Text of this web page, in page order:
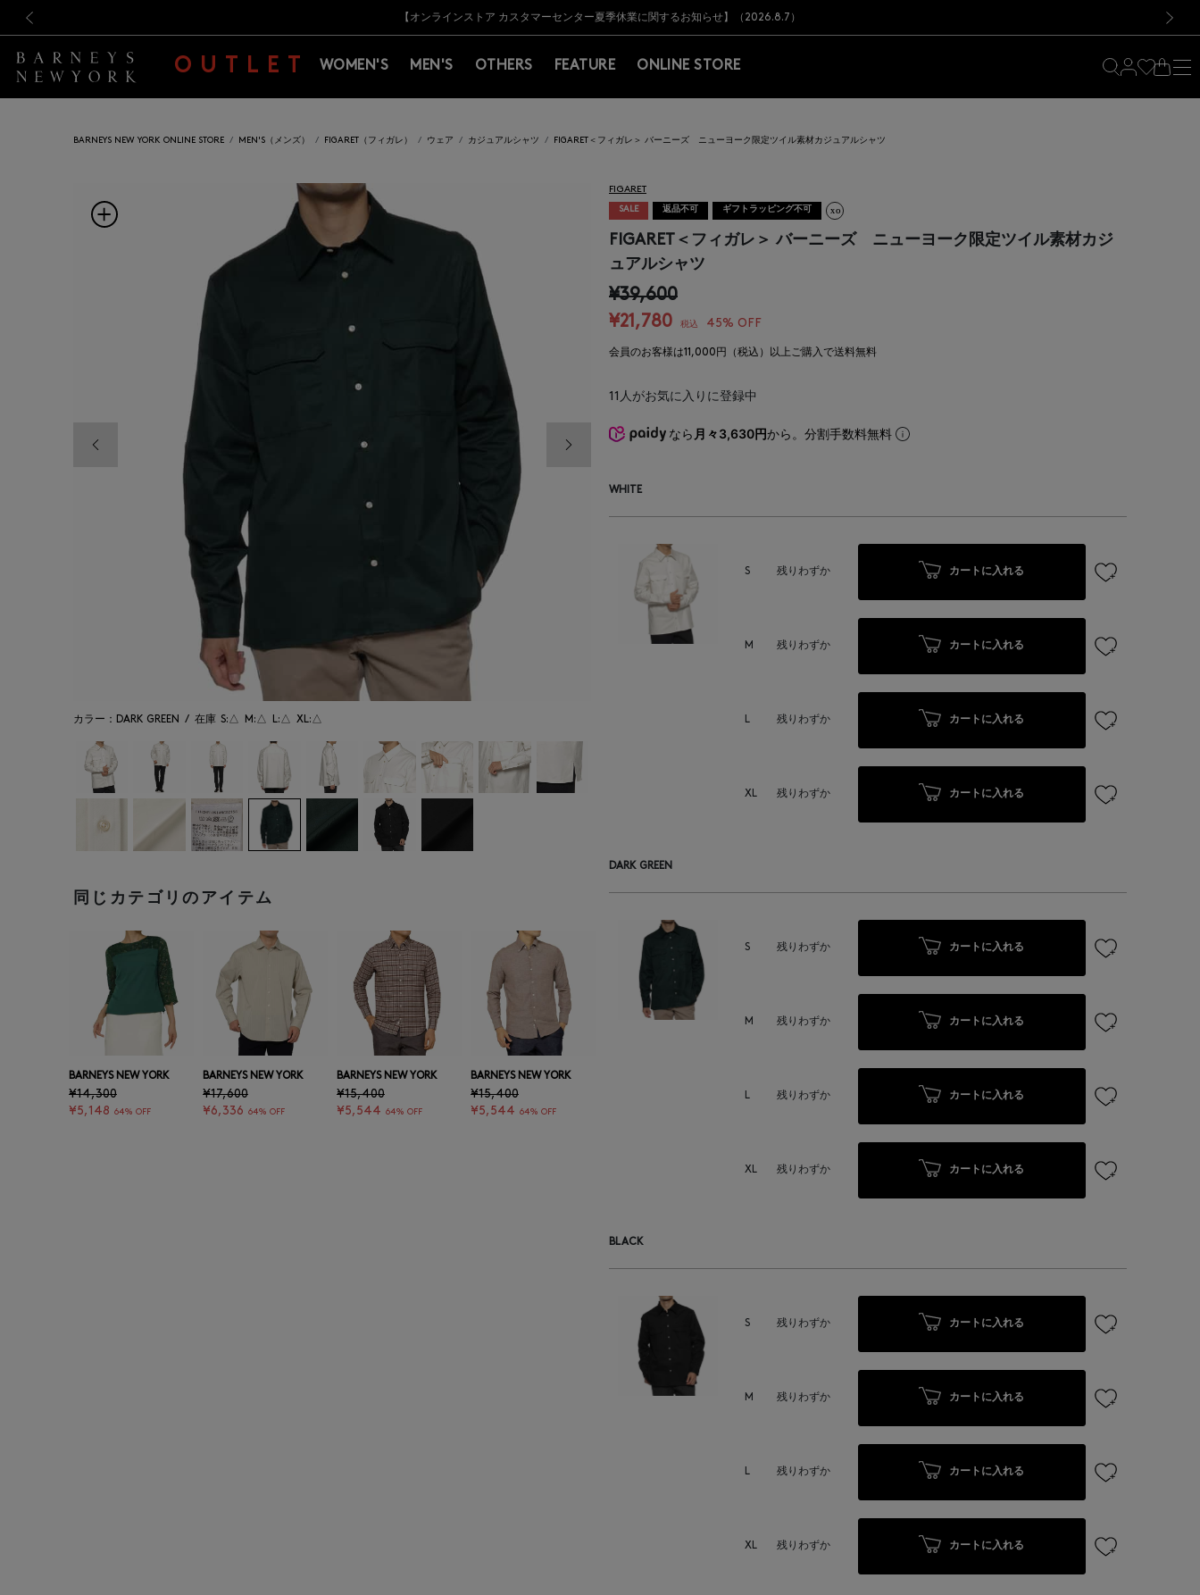
新規登録のお客様も対象！＜MY BARNEYS＞会員のお客様は11,000円（税込）以上のお買上げで常時送料無料！お買い物の際は会員登録を！
【夏季休業に伴う出荷一時停止のお知らせ】(2026.8.7)
【オンラインストア カスタマーセンター夏季休業に関するお知らせ】（2026.8.7）
【夏季休業に伴う返品・交換承り一時停止のお知らせ】（2026.8.5）
熊本県を中心とした地震の影響によるお荷物のお届けについて
【開催中】SUMMER SALEのご案内・ご注意事項
新規登録のお客様も対象！＜MY BARNEYS＞会員のお客様は11,000円（税込）以上のお買上げで常時送料無料！お買い物の際は会員登録を！
【夏季休業に伴う出荷一時停止のお知らせ】(2026.8.7)
OUTLET WOMEN'S MEN'S OTHERS FEATURE ONLINE STORE
BARNEYS NEW YORK ONLINE STORE MEN'S（メンズ） FIGARET（フィガレ） ウェア カジュアルシャツ FIGARET＜フィガレ＞ バーニーズ ニューヨーク限定ツイル素材カジュアルシャツ
次の画像
カラー：DARK GREEN / 在庫 S:△ M:△ L:△ XL:△
同じカテゴリのアイテム
BARNEYS NEW YORK
¥14,300
¥5,148 64% OFF
BARNEYS NEW YORK
¥17,600
¥6,336 64% OFF
BARNEYS NEW YORK
¥15,400
¥5,544 64% OFF
BARNEYS NEW YORK
¥15,400
¥5,544 64% OFF
FIGARET
SALE
返品不可 ギフトラッピング不可
FIGARET＜フィガレ＞ バーニーズ ニューヨーク限定ツイル素材カジ
ュアルシャツ
¥39,600
¥21,780
税込 45% OFF
会員のお客様は11,000円（税込）以上ご購入で送料無料
11 人がお気に入りに登録中
なら 月々3,630円から。分割手数料無料
WHITE
S 残りわずか カートに入れる
M 残りわずか カートに入れる
L 残りわずか カートに入れる
XL 残りわずか カートに入れる
DARK GREEN
S 残りわずか カートに入れる
M 残りわずか カートに入れる
L 残りわずか カートに入れる
XL 残りわずか カートに入れる
BLACK
S 残りわずか カートに入れる
M 残りわずか カートに入れる
L 残りわずか カートに入れる
XL 残りわずか カートに入れる